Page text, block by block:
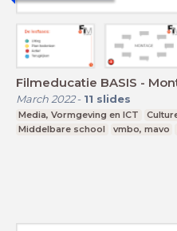
Filmeducatie BASIS -
March 2022- 11 slides
Media, Vormgeving en ICT
Middelbare school
vmbo, mavo